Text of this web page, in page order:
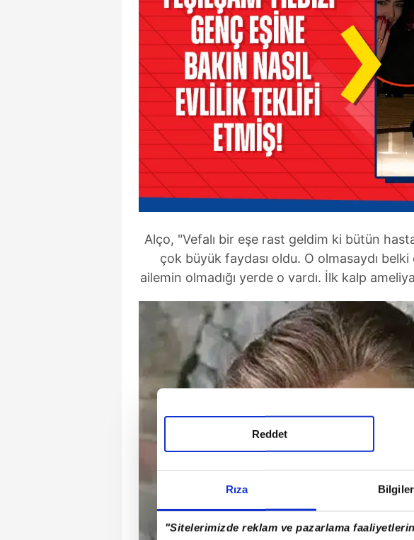
Rıza Bilgiler
"Sitelerimizde reklam ve pazarlama
Reddet
Alço, "Vefalı bir eşe rast geldim ki bütün
çok büyük faydası oldu. O olmasaydı
ailemin olmadığı yerde o vardı. İlk kalp